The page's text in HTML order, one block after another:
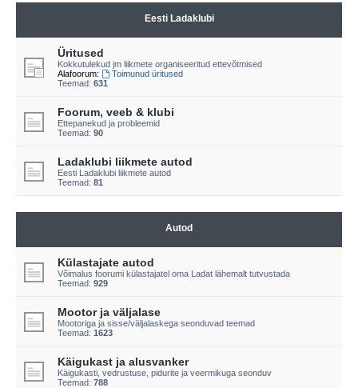
Eesti Ladaklubi
Üritused
Kokkutulekud jm liikmete organiseeritud ettevõtmised
Alafoorum:
Toimunud üritused
Teemad: 631
Foorum, veeb & klubi
Ettepanekud ja probleemid
Teemad: 90
Ladaklubi liikmete autod
Eesti Ladaklubi liikmete autod
Teemad: 81
Autod
Külastajate autod
Võimalus foorumi külastajatel oma Ladat lähemalt tutvustada
Teemad: 929
Mootor ja väljalase
Mootoriga ja sisse/väljalaskega seonduvad teemad
Teemad: 1623
Käigukast ja alusvanker
Käigukasti, vedrustuse, pidurite ja veermikuga seonduv
Teemad: 788